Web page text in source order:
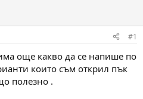
#1
още какво да се напише по
които съм открил пък
полезно .